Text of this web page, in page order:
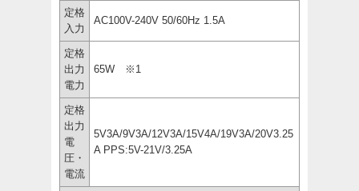
定格
入力
AC100V-240V 50/60Hz 1.5A
定格
出力
電力
65W ※1
定格
出力
電
圧・
電流
5V3A/9V3A/12V3A/15V4A/19V3A/20V3.25
A PPS:5V-21V/3.25A